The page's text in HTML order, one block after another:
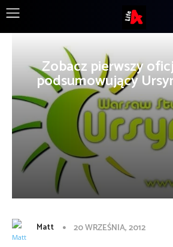
Zobacz pierwszy
podsumowujący
Matt 20 WRZEŚNIA, 2012